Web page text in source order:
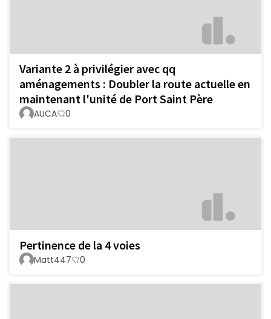
Variante 2 à privilégier avec qq
aménagements : Doubler la route actuelle en
maintenant l'unité de Port Saint Père
AUCA 0
Pertinence de la 4 voies
Matt447 0